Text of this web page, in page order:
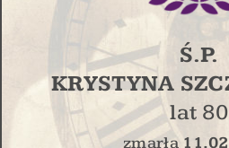
Ś.P.
KRYSTYNA
lat 80
zmarła